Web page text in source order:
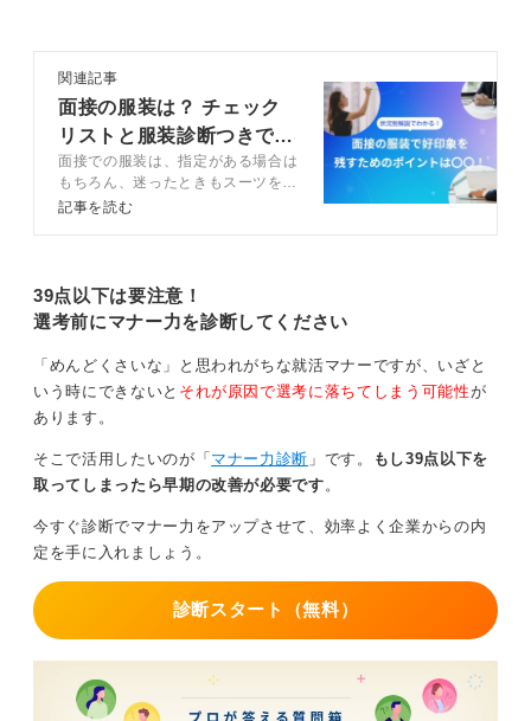
髪色については、基本的には黒髪かそれに近い落ち着い
た色が安心です。特に金融や医療など、堅実さが求めら
れる業界では注意が必要ですね。
志望する業界を確認したうえで、ヘアースタイルに気を
付けていきましょう。
関連記事
面接の服装は？ チェック
リストと服装診断つきで解
説
面接での服装は、指定がある場合は
もちろん、迷ったときもスーツを選
ぶのが安心です。指定がない、もし
ンサルタントが詳しく解説している
ので参考にしてみてください。
記事を読む
39点以下は要注意！
選考前にマナー力を診断してください
「めんどくさいな」と思われがちな就活マナーですが、いざと
いう時にできないと それが原因で選考に落ちてしまう可能性が
あります。
そこで活用したいのが「 マナー力診断 」です。
もし39点以下を
取ってしまったら早期の改善が必要です。
今すぐ診断でマナー力をアップさせて、効率よく企業からの内
定を手に入れましょう。
診断スタート（無料）